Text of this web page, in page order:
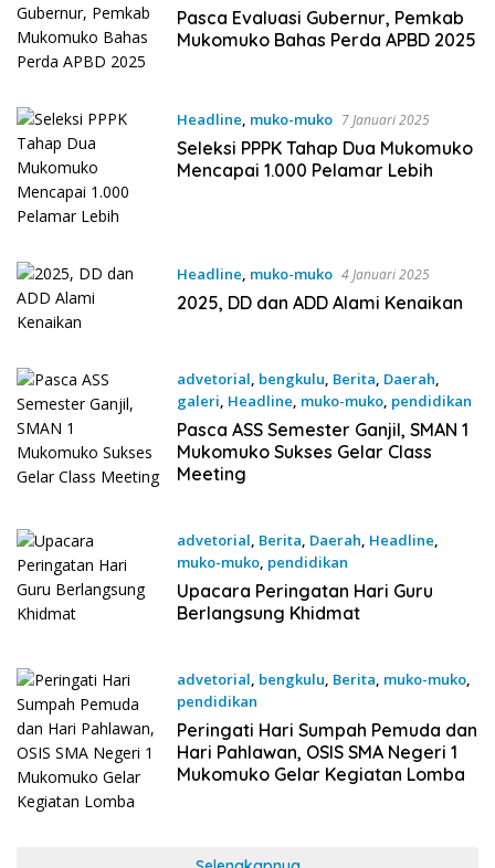
Januari 2025
Pasca Evaluasi Gubernur, Pemkab
Mukomuko Bahas Perda APBD 2025
Headline, muko-muko 7 Januari 2025
Seleksi PPPK Tahap Dua Mukomuko
Mencapai 1.000 Pelamar Lebih
Headline, muko-muko 4 Januari 2025
2025, DD dan ADD Alami Kenaikan
advetorial, bengkulu, Berita, Daerah,
galeri, Headline, muko-muko, pendidikan
15 Desember 2024
Pasca ASS Semester Ganjil, SMAN 1
Mukomuko Sukses Gelar Class
Meeting
advetorial, Berita, Daerah, Headline,
muko-muko, pendidikan
25 November 2024
Upacara Peringatan Hari Guru
Berlangsung Khidmat
advetorial, bengkulu, Berita, muko-muko,
pendidikan
9 November 2024
Peringati Hari Sumpah Pemuda dan
Hari Pahlawan, OSIS SMA Negeri 1
Mukomuko Gelar Kegiatan Lomba